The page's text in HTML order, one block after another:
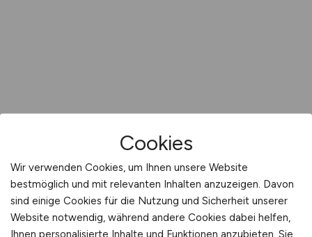
Cookies
Wir verwenden Cookies, um Ihnen unsere Website
bestmöglich und mit relevanten Inhalten anzuzeigen. Davon
sind einige Cookies für die Nutzung und Sicherheit unserer
Website notwendig, während andere Cookies dabei helfen,
Ihnen personalisierte Inhalte und Funktionen anzubieten. Sie